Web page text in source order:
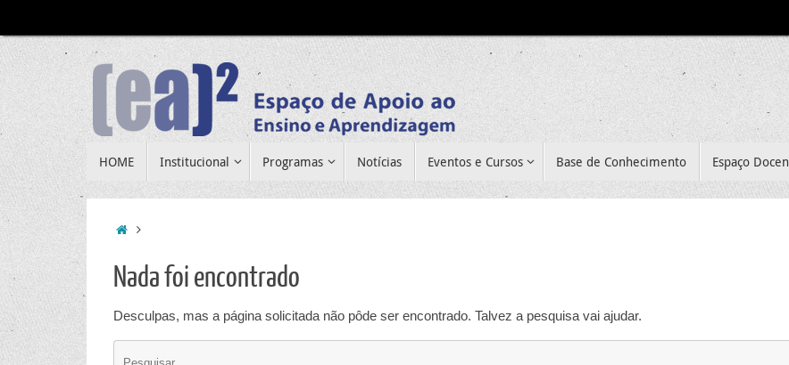
para
conteúdo
para
conteúdo
HOME Institucional Programas Notícias Eventos e Cursos Base de Conhecimento Espaço
Home
Nada foi encontrado
Desculpas, mas a página solicitada não pôde ser encontrado. Talvez a pesquisa vai ajudar.